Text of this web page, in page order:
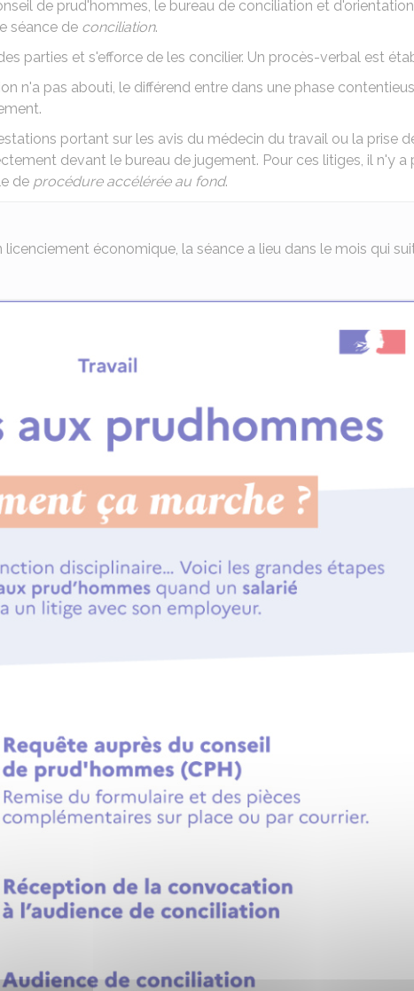
de prud'hommes, le bureau de conciliation et d'orientation
séance de conciliation.
parties et s'efforce de les concilier. Un procès-verbal est
n'a pas abouti, le différend entre dans une phase
portant sur les avis du médecin du travail ou la prise
devant le bureau de jugement. Pour ces litiges, il n'y a
de procédure accélérée au fond.
licenciement économique, la séance a lieu dans le mois qui